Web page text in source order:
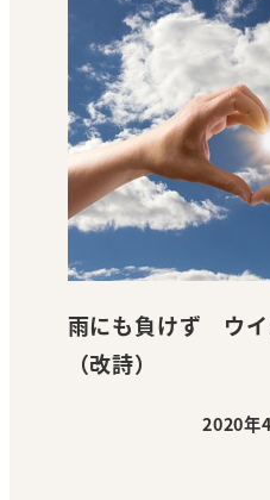
雨にも負けず ウ
（改詩）
投稿日
2020年